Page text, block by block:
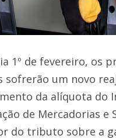
1º de fevereiro, os
sofrerão um novo
da alíquota do
de Mercadorias e
do tributo sobre a